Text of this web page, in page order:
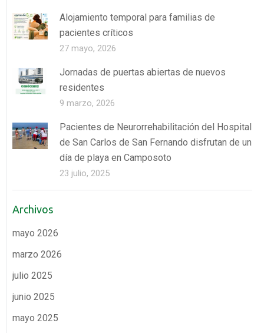
Alojamiento temporal para familias de
pacientes críticos
27 mayo, 2026
Jornadas de puertas abiertas de nuevos
residentes
9 marzo, 2026
Pacientes de Neurorrehabilitación del Hospital
de San Carlos de San Fernando disfrutan de un
día de playa en Camposoto
23 julio, 2025
Archivos
mayo 2026
marzo 2026
julio 2025
junio 2025
mayo 2025